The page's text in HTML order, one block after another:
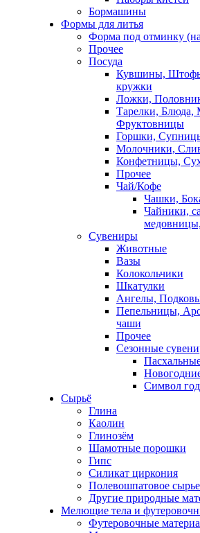
Бормашины
Формы для литья
Форма под отминку
Прочее
Посуда
Кувшины,
кружки
Ложки,
Тарелки,
Фруктовницы
Горшки,
Молочники,
Конфетницы,
Прочее
Чай/Кофе
Чашки,
Чайники,
Сувениры
Животные
Вазы
Колокольчики
Шкатулки
Ангелы,
Пепельницы,
чаши
Прочее
Сезонные
Символ
Сырьё
Глина
Каолин
Глинозём
Шамотные порошки
Гипс
Силикат циркония
Полевошпатовое сырье
Другие природные
Мелющие тела и
Футеровочные